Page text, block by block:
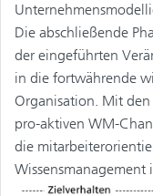
Die abschließende
der eingeführten
in die fortwährende
Organisation. Mit
pro-aktiven WM-
die